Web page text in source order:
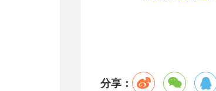
分享：